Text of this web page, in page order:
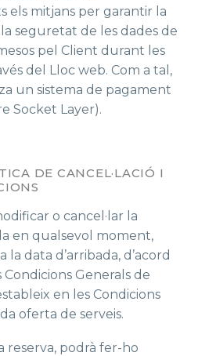
els mitjans per garantir la
seguretat de les dades de
pel Client durant les
del Lloc web. Com a tal,
un sistema de pagament
Socket Layer).
DE CANCEL·LACIÓ I
o cancel·lar la
en qualsevol moment,
data d’arribada, d’acord
Generals de
en les Condicions
oferta de serveis.
reserva, podrà fer-ho